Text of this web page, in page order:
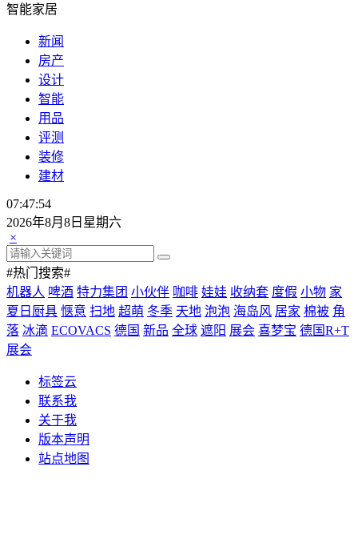
智能家居
新闻
房产
设计
智能
用品
评测
装修
建材
07:47:56
2026年8月8日星期六
×
#热门搜索#
机器人 啤酒 特力集团 小伙伴 咖啡 娃娃 收纳套 度假 小物 家
夏日厨具 惬意 扫地 超萌 冬季 天地 泡泡 海岛风 居家 棉被 角
落 冰滴 ECOVACS 德国 新品 全球 遮阳 展会 喜梦宝 德国R+T
展会
标签云
联系我
关于我
版本声明
站点地图